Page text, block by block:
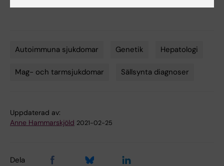
Autoimmuna sjukdomar Genetik Hepatologi
Mag- och tarmsjukdomar Sällsynta diagnoser
Uppdaterad av:
Anne Hammarskjöld 2021-02-25
Dela